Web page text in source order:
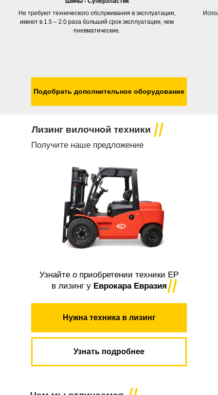
Не требуют технического обслуживания в эксплуатации,
имеют в 1.5 – 2.0 раза больший срок эксплуатации, чем
пневматические.
Подобрать дополнительное оборудование
Лизинг вилочной техники
Получите наше предложение
Узнайте о приобретении техники EP
в лизинг у Еврокара Евразия
Нужна техника в лизинг
Узнать подробнее
Рассрочка до 6 месяцев!
Покупайте сейчас
платите потом!
×
Чтобы закрепить за собой предложение
введите телефон в поле ниже и нажмите на
кнопку "Хочу!"
До окончания акции
06 : 51
Хочу!
Сделано в